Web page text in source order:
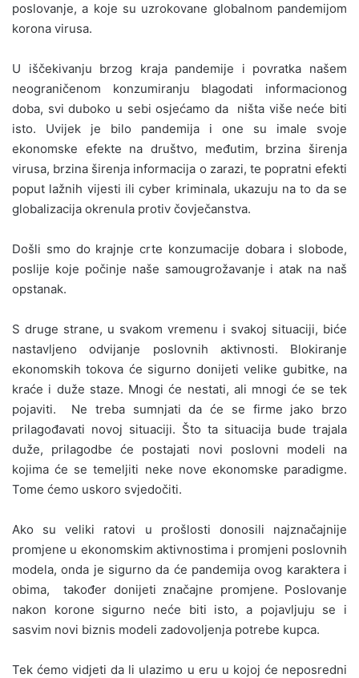
poslovanje, a koje su uzrokovane globalnom pandemijom
korona virusa.
U iščekivanju brzog kraja pandemije i povratka našem
neograničenom konzumiranju blagodati informacionog
doba, svi duboko u sebi osjećamo da ništa više neće biti
isto. Uvijek je bilo pandemija i one su imale svoje
ekonomske efekte na društvo, međutim, brzina širenja
virusa, brzina širenja informacija o zarazi, te popratni efekti
poput lažnih vijesti ili cyber kriminala, ukazuju na to da se
globalizacija okrenula protiv čovječanstva.
Došli smo do krajnje crte konzumacije dobara i slobode,
poslije koje počinje naše samougrožavanje i atak na naš
opstanak.
S druge strane, u svakom vremenu i svakoj situaciji, biće
nastavljeno odvijanje poslovnih aktivnosti. Blokiranje
ekonomskih tokova će sigurno donijeti velike gubitke, na
kraće i duže staze. Mnogi će nestati, ali mnogi će se tek
pojaviti. Ne treba sumnjati da će se firme jako brzo
prilagođavati novoj situaciji. Što ta situacija bude trajala
duže, prilagodbe će postajati novi poslovni modeli na
kojima će se temeljiti neke nove ekonomske paradigme.
Tome ćemo uskoro svjedočiti.
Ako su veliki ratovi u prošlosti donosili najznačajnije
promjene u ekonomskim aktivnostima i promjeni poslovnih
modela, onda je sigurno da će pandemija ovog karaktera i
obima, također donijeti značajne promjene. Poslovanje
nakon korone sigurno neće biti isto, a pojavljuju se i
sasvim novi biznis modeli zadovoljenja potrebe kupca.
Tek ćemo vidjeti da li ulazimo u eru u kojoj će neposredni